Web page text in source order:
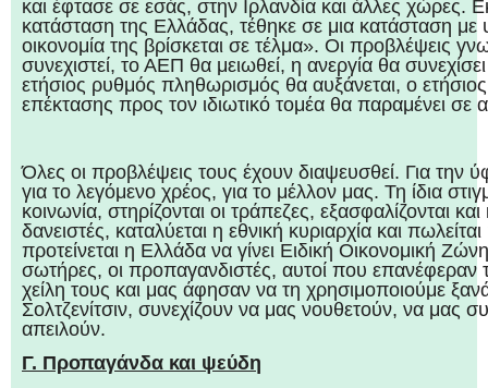
και έφτασε σε εσάς, στην Ιρλανδία και άλλες χώρες.
κατάσταση της Ελλάδας, τέθηκε σε μια κατάσταση με
οικονομία της βρίσκεται σε τέλμα». Οι προβλέψεις
συνεχιστεί, το ΑΕΠ θα μειωθεί, η ανεργία θα
ετήσιος ρυθμός πληθωρισμός θα αυξάνεται, ο
επέκτασης προς τον ιδιωτικό τομέα θα παραμένει σε
Όλες οι προβλέψεις τους έχουν διαψευσθεί. Για την
για το λεγόμενο χρέος, για το μέλλον μας. Τη ίδια
κοινωνία, στηρίζονται οι τράπεζες, εξασφαλίζονται
δανειστές, καταλύεται η εθνική κυριαρχία και
προτείνεται η Ελλάδα να γίνει Ειδική Οικονομική
σωτήρες, οι προπαγανδιστές, αυτοί που επανέφεραν
χείλη τους και μας άφησαν να τη χρησιμοποιούμε
Σολτζενίτσιν, συνεχίζουν να μας νουθετούν, να μας
απειλούν.
Γ. Προπαγάνδα και ψεύδη